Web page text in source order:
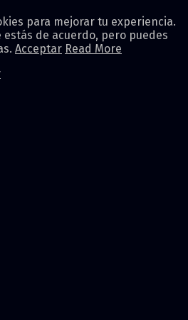
para mejorar tu experiencia.
de acuerdo, pero puedes
Acceptar Read More